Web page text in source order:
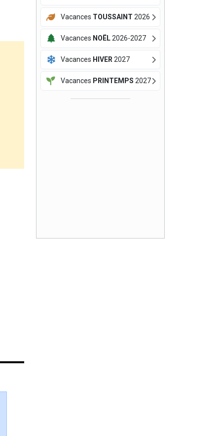
Vacances TOUSSAINT 2026
Vacances NOËL2026-2027
Vacances HIVER 2027
Vacances PRINTEMPS 2027